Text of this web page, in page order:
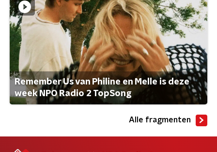
Remember Us van Philine en Melle is deze
week NPO Radio 2 TopSong
Alle fragmenten